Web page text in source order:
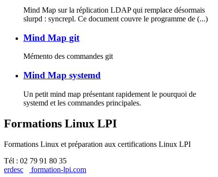
Mind Map sur la réplication LDAP qui remplace désormais
slurpd : syncrepl. Ce document couvre le programme de (...)
Mind Map git
Mémento des commandes git
Mind Map systemd
Un petit mind map présentant rapidement le pourquoi de
systemd et les commandes principales.
Formations Linux LPI
Formations Linux et préparation aux certifications Linux LPI
Tél : 02 79 91 80 35
erdesc
formation-lpi.com